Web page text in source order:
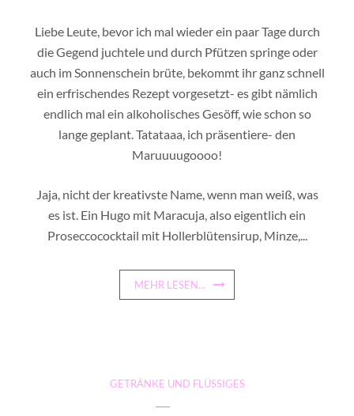
Liebe Leute, bevor ich mal wieder ein paar Tage durch
die Gegend juchtele und durch Pfützen springe oder
auch im Sonnenschein brüte, bekommt ihr ganz schnell
ein erfrischendes Rezept vorgesetzt- es gibt nämlich
endlich mal ein alkoholisches Gesöff, wie schon so
lange geplant. Tatataaa, ich präsentiere- den
Maruuuugoooo!
Jaja, nicht der kreativste Name, wenn man weiß, was
es ist. Ein Hugo mit Maracuja, also eigentlich ein
Proseccococktail mit Hollerblütensirup, Minze,...
MEHR LESEN...
GETRÄNKE UND FLÜSSIGES